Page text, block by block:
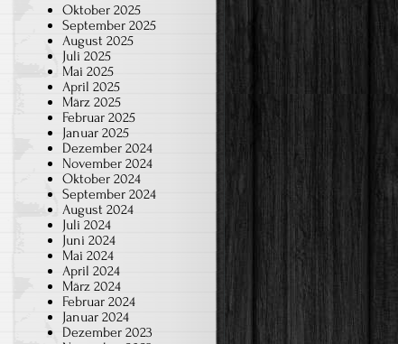
Oktober 2025
September 2025
August 2025
Juli 2025
Mai 2025
April 2025
März 2025
Februar 2025
Januar 2025
Dezember 2024
November 2024
Oktober 2024
September 2024
August 2024
Juli 2024
Juni 2024
Mai 2024
April 2024
März 2024
Februar 2024
Januar 2024
Dezember 2023